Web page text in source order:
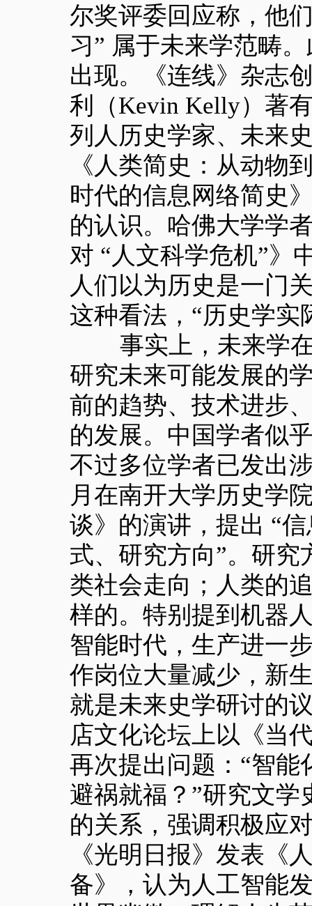
尔奖评委回应称，他
习” 属于未来学范畴
出现。《连线》杂志
利（Kevin Kelly）著
列人历史学家、未来
《人类简史：从动物
时代的信息网络简史
的认识。哈佛大学学
对 “人文科学危机”》
人们以为历史是一门
这种看法，“历史学
事实上，未来学在
研究未来可能发展的
前的趋势、技术进步
的发展。中国学者似
不过多位学者已发出
月在南开大学历史学
谈》的演讲，提出 “
式、研究方向”。研
类社会走向；人类的
样的。特别提到机器
智能时代，生产进一
作岗位大量减少，新
就是未来史学研讨的
店文化论坛上以《当
再次提出问题：“智
避祸就福？”研究文
的关系，强调积极应
《光明日报》发表《
备》，认为人工智能